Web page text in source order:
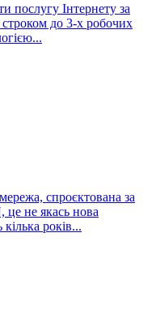
послугу Інтернету за
до 3-х робочих
спроєктована за
це не якась нова
років...